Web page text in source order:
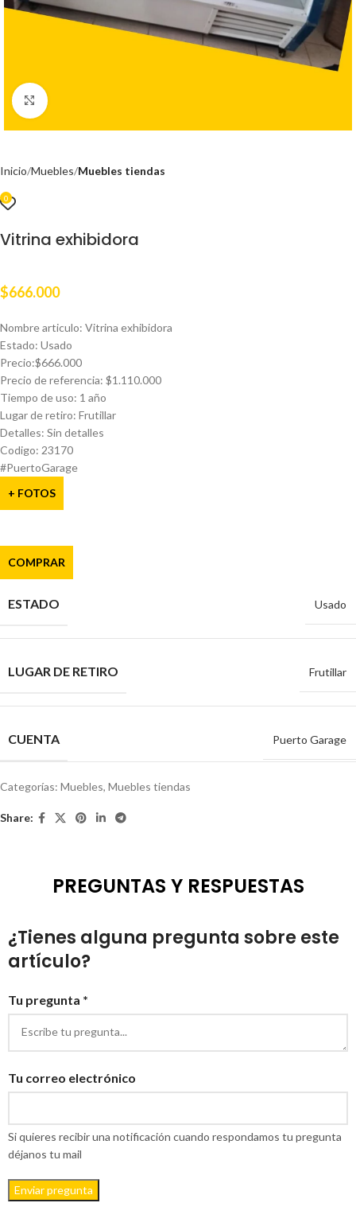
Clic para ampliar
Inicio Muebles Muebles tiendas
0
Vitrina exhibidora
$666.000
Nombre articulo: Vitrina exhibidora
Estado: Usado
Precio:$666.000
Precio de referencia: $1.110.000
Tiempo de uso: 1 año
Lugar de retiro: Frutillar
Detalles: Sin detalles
Codigo: 23170
#PuertoGarage
+ FOTOS
COMPRAR
ESTADO Usado
LUGAR DE RETIRO Frutillar
CUENTA Puerto Garage
Categorías: Muebles, Muebles tiendas
Share:
PREGUNTAS Y RESPUESTAS
¿Tienes alguna pregunta sobre este
artículo?
Tu pregunta *
Tu correo electrónico
Si quieres recibir una notificación cuando respondamos tu pregunta
déjanos tu mail
Enviar pregunta